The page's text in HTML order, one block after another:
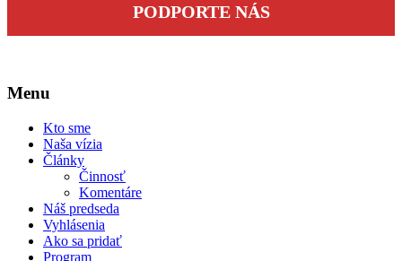
PODPORTE NÁS
Menu
Kto sme
Naša vízia
Články
Činnosť
Komentáre
Náš predseda
Vyhlásenia
Ako sa pridať
Program